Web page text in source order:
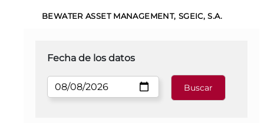
BEWATER ASSET MANAGEMENT, SGEIC, S.A.
Fecha de los datos